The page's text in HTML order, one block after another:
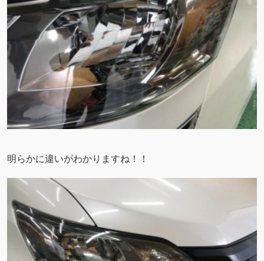
明らかに違いがわかりますね！！